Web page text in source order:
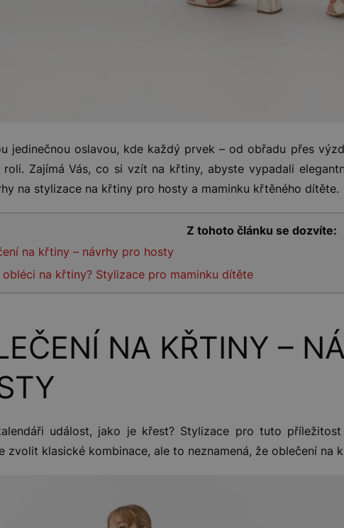
jedinečnou oslavou, kde každý prvek – od obřadu přes
roli. Zajímá Vás, co si vzít na křtiny, abyste vypadali
na stylizace na křtiny pro hosty a maminku křtěného dítěte.
Z tohoto článku se dozvíte:
na křtiny – návrhy pro hosty
obléci na křtiny? Stylizace pro maminku dítěte
NA KŘTINY –
událost, jako je křest? Stylizace pro tuto
zvolit klasické kombinace, ale to neznamená, že oblečení na